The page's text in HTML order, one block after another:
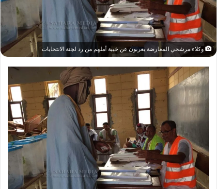
وكلاء مرشحي المعارضة يعربون عن خيبة أملهم من رد لجنة الانتخابات